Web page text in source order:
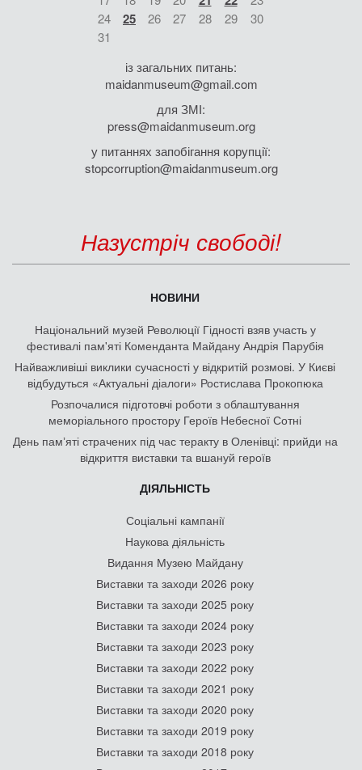
24
25 26 27 28 29
30
31
із загальних питань:
maidanmuseum@gmail.com
для ЗМІ:
press@maidanmuseum.org
у питаннях запобігання корупції:
stopcorruption@maidanmuseum.org
Назустріч свободі!
НОВИНИ
Національний музей Революції Гідності взяв участь у
фестивалі пам'яті Коменданта Майдану Андрія Парубія
Найважливіші виклики сучасності у відкритій розмові. У Києві
відбудуться «Актуальні діалоги» Ростислава Прокопюка
Розпочалися підготовчі роботи з облаштування
меморіального простору Героїв Небесної Сотні
День памʼяті страчених під час теракту в Оленівці: прийди на
відкриття виставки та вшануй героїв
ДІЯЛЬНІСТЬ
Соціальні кампанії
Наукова діяльність
Видання Музею Майдану
Виставки та заходи 2026 року
Виставки та заходи 2025 року
Виставки та заходи 2024 року
Виставки та заходи 2023 року
Виставки та заходи 2022 року
Виставки та заходи 2021 року
Виставки та заходи 2020 року
Виставки та заходи 2019 року
Виставки та заходи 2018 року